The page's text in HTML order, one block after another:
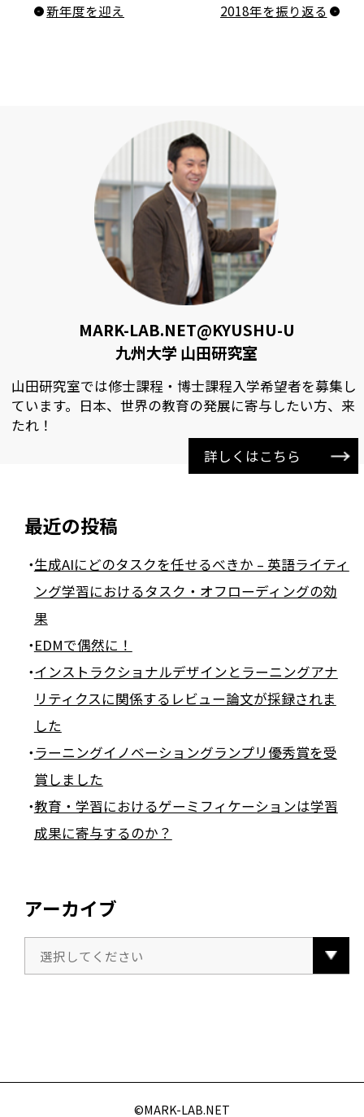
新年度を迎え 2018年を振り返る
MARK-LAB.NET@KYUSHU-U
九州大学 山田研究室
山田研究室では修士課程・博士課程入学希望者を募集し
ています。日本、世界の教育の発展に寄与したい方、来
たれ！
詳しくはこちら
最近の投稿
生成AIにどのタスクを任せるべきか – 英語ライティ
ング学習におけるタスク・オフローディングの効
果
EDMで偶然に！
インストラクショナルデザインとラーニングアナ
リティクスに関係するレビュー論文が採録されま
した
ラーニングイノベーショングランプリ優秀賞を受
賞しました
教育・学習におけるゲーミフィケーションは学習
成果に寄与するのか？
アーカイブ
©️MARK-LAB.NET